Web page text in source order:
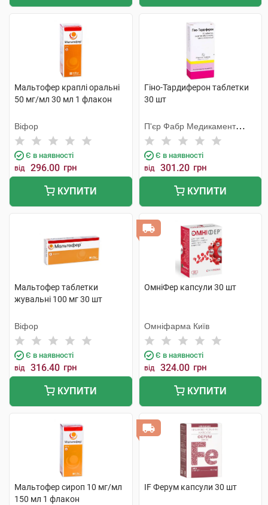
Мальтофер краплі оральні
50 мг/мл 30 мл 1 флакон
Віфор
Є в наявності
від 296.00 грн
КУПИТИ
Гіно-Тардиферон таблетки
30 шт
П'єр Фабр Медикамент
Продакшн
Є в наявності
від 301.20 грн
КУПИТИ
Мальтофер таблетки
жувальні 100 мг 30 шт
Віфор
Є в наявності
від 316.40 грн
КУПИТИ
ОмніФер капсули 30 шт
Омніфарма Київ
Є в наявності
від 324.00 грн
КУПИТИ
Мальтофер сироп 10 мг/мл
150 мл 1 флакон
IF Ферум капсули 30 шт